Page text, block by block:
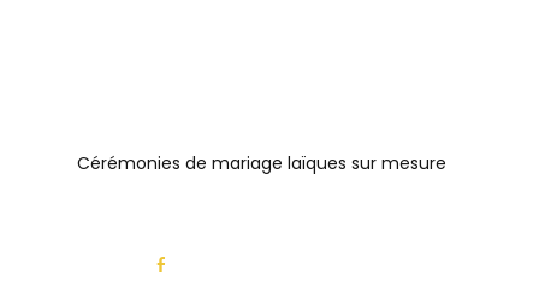
Cérémonies de mariage laïques sur mesure